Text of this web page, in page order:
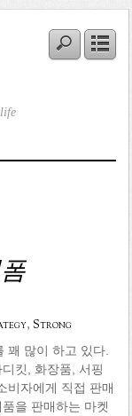
, Strong
꽤 많이 하고 있다.
킷, 화장품, 서핑
비자에게 직접 판매
을 판매하는 마켓